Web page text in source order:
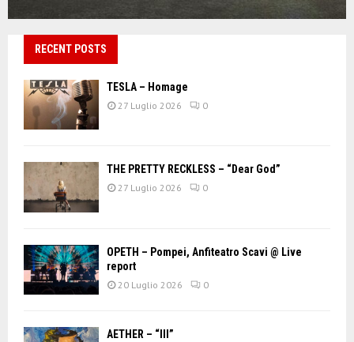
RECENT POSTS
TESLA – Homage
27 Luglio 2026 0
THE PRETTY RECKLESS – “Dear God”
27 Luglio 2026 0
OPETH – Pompei, Anfiteatro Scavi @ Live
report
20 Luglio 2026 0
AETHER – “III”